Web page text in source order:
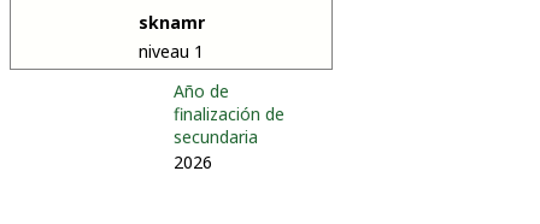
sknamr
niveau 1
Año de
finalización de
secundaria
2026